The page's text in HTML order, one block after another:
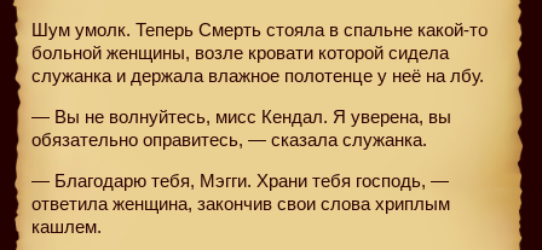
Шум умолк. Теперь Смерть стояла в спальне какой-то
больной женщины, возле кровати которой сидела
служанка и держала влажное полотенце у неё на лбу.
— Вы не волнуйтесь, мисс Кендал. Я уверена, вы
обязательно оправитесь, — сказала служанка.
— Благодарю тебя, Мэгги. Храни тебя господь, —
ответила женщина, закончив свои слова хриплым
кашлем.